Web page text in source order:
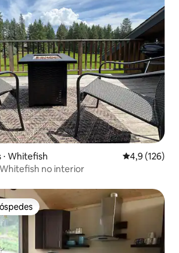
Whitefish 4,9 de uma
4,9 (126)
no interior
dos hóspedes